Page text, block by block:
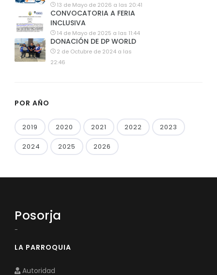
13 de Mayo de 2026 a las 20:41
CONVOCATORIA A FERIA
INCLUSIVA
14 de Mayo de 2025 a las 11:44
DONACIÓN DE DP WORLD
2 de Octubre de 2024 a las
22:46
POR AÑO
2019 2020 2021 2022 2023
2024 2025 2026
Posorja
-
LA PARROQUIA
Autoridad